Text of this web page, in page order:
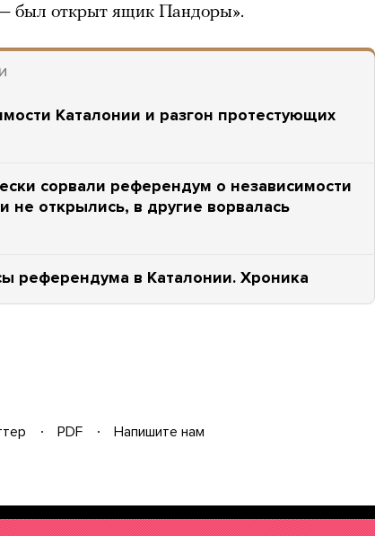
был открыт ящик Пандоры».
Каталонии и разгон протестующих
сорвали референдум о независимости
не открылись, в другие ворвалась
референдума в Каталонии. Хроника
PDF
Напишите нам